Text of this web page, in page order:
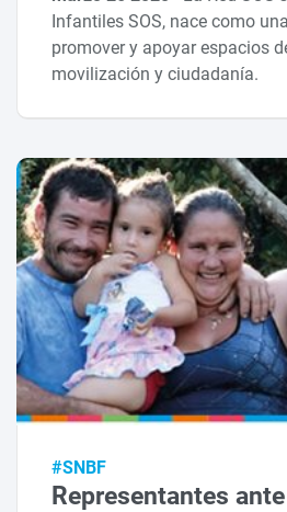
Infantiles SOS, nace como
promover y apoyar espacios
movilización y ciudadanía.
#SNBF
Representantes